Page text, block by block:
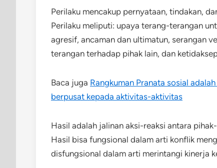
Perilaku mencakup pernyataan, tindakan,
Perilaku meliputi: upaya terang-terangan
agresif, ancaman dan ultimatun, serangan
terangan terhadap pihak lain, dan
Baca juga Rangkuman Pranata sosial
berpusat kepada aktivitas-aktivitas
Hasil adalah jalinan aksi-reaksi antara
Hasil bisa fungsional dalam arti konflik
disfungsional dalam arti merintangi kinerja